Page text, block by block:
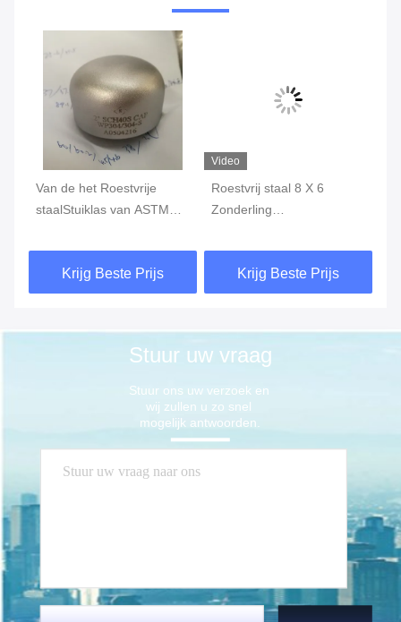
Van de het Roestvrije
staalStuiklas van ASTM
Montagebeëindigen
WP316 WP304
Krijg Beste Prijs
Video
Roestvrij staal 8 X 6
Zonderling
Montage van de de
Stuiklaspijp van WP304
WP316L
Krijg Beste Prijs
Stuur uw vraag
Stuur ons uw verzoek en
wij zullen u zo snel
mogelijk antwoorden.